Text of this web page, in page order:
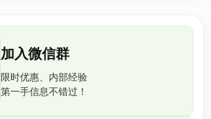
加入微信群
限时优惠、内部经验
第一手信息不错过！